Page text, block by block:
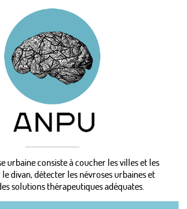
urbaine consiste à coucher les villes et les
divan, détecter les névroses urbaines et
solutions thérapeutiques adéquates.